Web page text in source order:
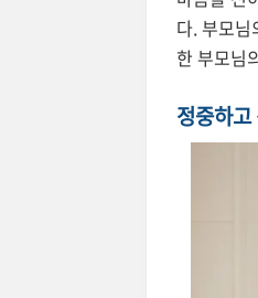
다. 부모
한 부모님
정중하